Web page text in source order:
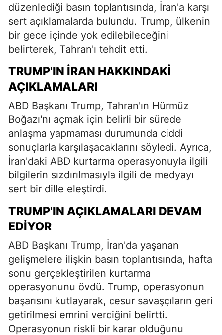
düzenlediği basın toplantısında, İran'a karşı
sert açıklamalarda bulundu. Trump, ülkenin
bir gece içinde yok edilebileceğini
belirterek, Tahran'ı tehdit etti.
TRUMP'IN İRAN HAKKINDAKI
AÇIKLAMALARI
ABD Başkanı Trump, Tahran'ın Hürmüz
Boğazı'nı açmak için belirli bir sürede
anlaşma yapmaması durumunda ciddi
sonuçlarla karşılaşacaklarını söyledi. Ayrıca,
İran'daki ABD kurtarma operasyonuyla ilgili
bilgilerin sızdırılmasıyla ilgili de medyayı
sert bir dille eleştirdi.
TRUMP'IN AÇIKLAMALARI DEVAM
EDIYOR
ABD Başkanı Trump, İran'da yaşanan
gelişmelere ilişkin basın toplantısında, hafta
sonu gerçekleştirilen kurtarma
operasyonunu övdü. Trump, operasyonun
başarısını kutlayarak, cesur savaşçıların geri
getirilmesi emrini verdiğini belirtti.
Operasyonun riskli bir karar olduğunu